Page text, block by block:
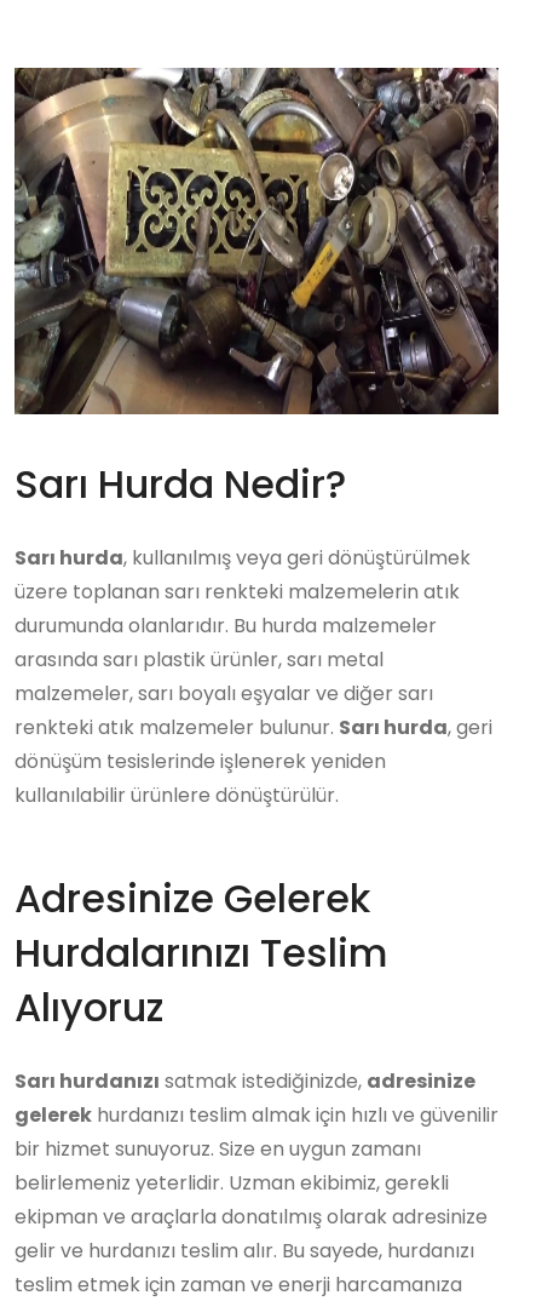
Sarı Hurda Nedir?
Sarı hurda, kullanılmış veya geri dönüştürülmek
üzere toplanan sarı renkteki malzemelerin atık
durumunda olanlarıdır. Bu hurda malzemeler
arasında sarı plastik ürünler, sarı metal
malzemeler, sarı boyalı eşyalar ve diğer sarı
renkteki atık malzemeler bulunur. Sarı hurda, geri
dönüşüm tesislerinde işlenerek yeniden
kullanılabilir ürünlere dönüştürülür.
Adresinize Gelerek
Hurdalarınızı Teslim
Alıyoruz
Sarı hurdanızı satmak istediğinizde, adresinize
gelerek hurdanızı teslim almak için hızlı ve güvenilir
bir hizmet sunuyoruz. Size en uygun zamanı
belirlemeniz yeterlidir. Uzman ekibimiz, gerekli
ekipman ve araçlarla donatılmış olarak adresinize
gelir ve hurdanızı teslim alır. Bu sayede, hurdanızı
teslim etmek için zaman ve enerji harcamanıza